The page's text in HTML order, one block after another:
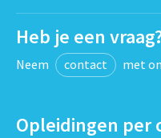
Heb je een
Neem contact met
Opleidingen per